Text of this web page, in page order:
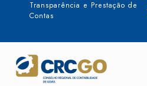
Transparência e Prestação de
Contas